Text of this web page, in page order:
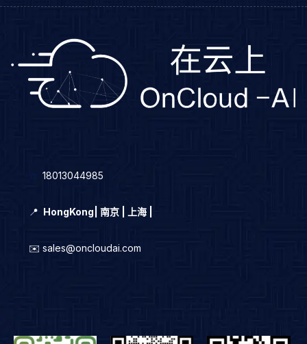
18013044985
📍 HongKong 南京 | 上海 |
✉️ sales@oncloudai.com